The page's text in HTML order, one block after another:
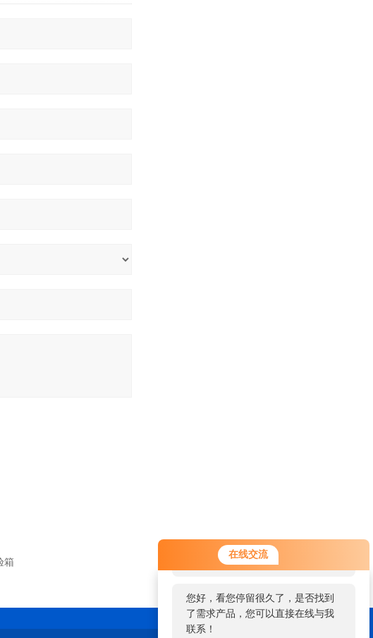
在线交流
您好！欢迎前来咨询，很高兴为您
服务，请问您要咨询什么问题呢？
您好，看您停留很久了，是否找到
了需求产品，您可以直接在线与我
联系！
箱